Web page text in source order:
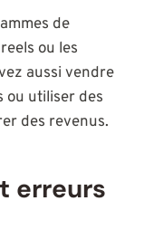
de
ou les
aussi vendre
ou utiliser des
des revenus.
erreurs